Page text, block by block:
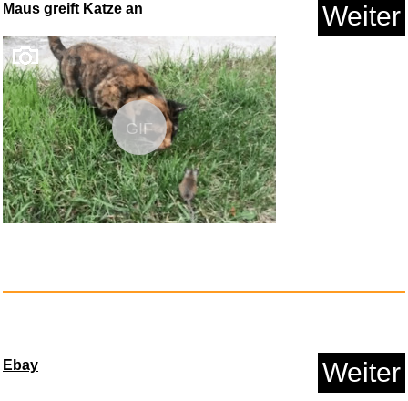
Foreign Tongues [Explicit]...
Maus greift Katze an Weiter
GIF
Ebay Weiter